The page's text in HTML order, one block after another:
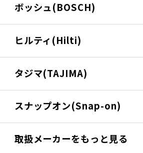
ボッシュ(BOSCH)
ヒルティ(Hilti)
タジマ(TAJIMA)
スナップオン(Snap-on)
取扱メーカーをもっと見る